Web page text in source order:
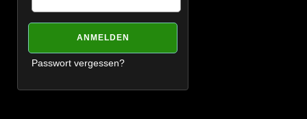
Passwort vergessen?